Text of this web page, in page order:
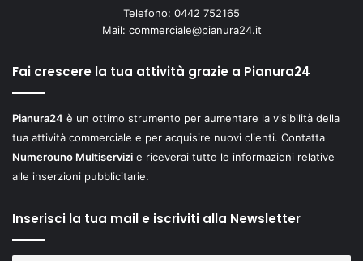
Telefono: 0442 752165
Mail: commerciale@pianura24.it
Fai crescere la tua attività grazie a Pianura24
Pianura24 è un ottimo strumento per aumentare la visibilità della
tua attività commerciale e per acquisire nuovi clienti. Contatta
Numerouno Multiservizi e riceverai tutte le informazioni relative
alle inserzioni pubblicitarie.
Inserisci la tua mail e iscriviti alla Newsletter